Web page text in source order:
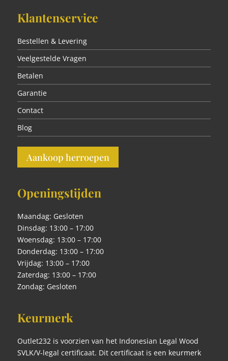
Klantenservice
Bestellen & Levering
Veelgestelde Vragen
Betalen
Garantie
Contact
Blog
Aankoop herroepen
Openingstijden
Maandag: Gesloten
Dinsdag: 13:00 – 17:00
Woensdag: 13:00 – 17:00
Donderdag: 13:00 – 17:00
Vrijdag: 13:00 – 17:00
Zaterdag: 13:00 – 17:00
Zondag: Gesloten
Keurmerk
Outlet232 is voorzien van het Indonesian Legal Wood
SVLK/V-legal certificaat. Dit certificaat is een keurmerk